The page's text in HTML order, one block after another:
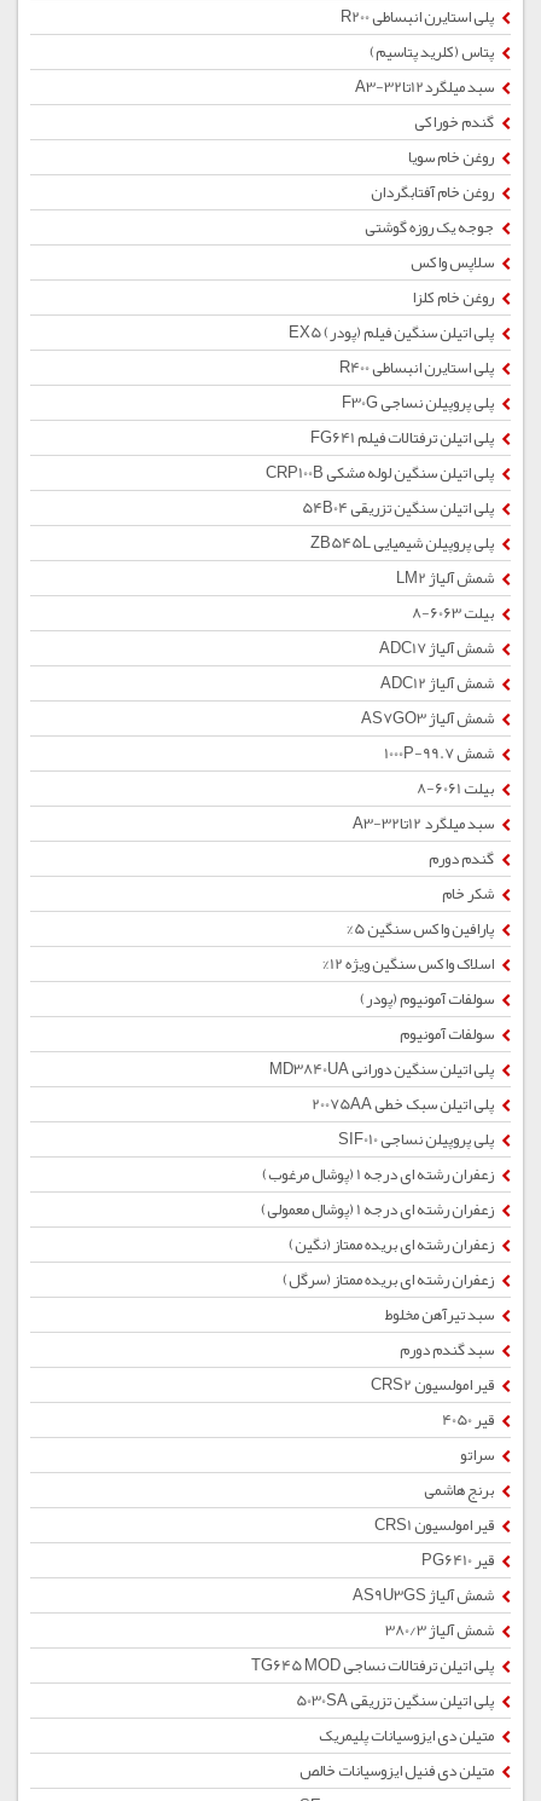
پلی استایرن انبساطی R200
پتاس (کلرید پتاسیم)
سبد میلگرد12تا32-A3
گندم خوراکی
روغن خام سویا
روغن خام آفتابگردان
جوجه یک روزه گوشتی
سلاپس واکس
روغن خام کلزا
پلی اتیلن سنگین فیلم (پودر) EX5
پلی استایرن انبساطی R400
پلی پروپیلن نساجی F30G
پلی اتیلن ترفتالات فیلم FG641
پلی اتیلن سنگین لوله مشکی CRP100B
پلی اتیلن سنگین تزریقی 54B04
پلی پروپیلن شیمیایی ZB545L
شمش آلیاژ LM2
بیلت 6063-8
شمش آلیاژ ADC17
شمش آلیاژ ADC12
شمش آلیاژ AS7GO3
شمش 1000P-99.7
بیلت 6061-8
سبد میلگرد 12تا32-A3
گندم دورم
شکر خام
پارافین واکس سنگین 5%
اسلاک واکس سنگین ویژه 12%
سولفات آمونیوم (پودر)
سولفات آمونیوم
پلی اتیلن سنگین دورانی MD3840UA
پلی اتیلن سبک خطی 20075AA
پلی پروپیلن نساجی SIF010
زعفران رشته ای درجه 1 (پوشال مرغوب)
زعفران رشته ای درجه 1 (پوشال معمولی)
زعفران رشته ای بریده ممتاز (نگین)
زعفران رشته ای بریده ممتاز (سرگل)
سبد تیرآهن مخلوط
سبد گندم دورم
قیر امولسیون CRS2
قیر 4050
سراتو
برنج هاشمی
قیر امولسیون CRS1
قیر PG6410
شمش آلیاژ AS9U3GS
شمش آلیاژ 380/3
پلی اتیلن ترفتالات نساجی TG645 MOD
پلی اتیلن سنگین تزریقی 5030SA
متیلن دی ایزوسیانات پلیمریک
متیلن دی فنیل ایزوسیانات خالص